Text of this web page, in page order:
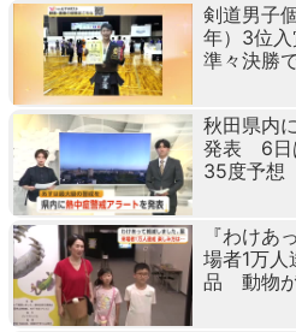
剣道男子
年）3位
準々決勝
秋田県内
発表 6日
35度予想
『わけあ
場者1万
品 動物が